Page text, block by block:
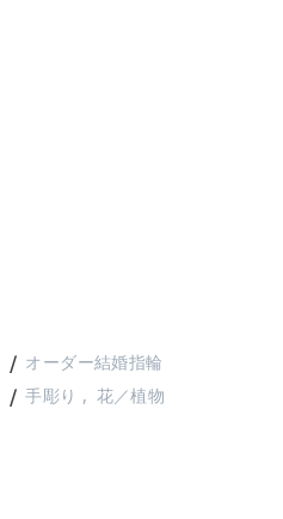
オーダー結婚指輪
手彫り 花／植物